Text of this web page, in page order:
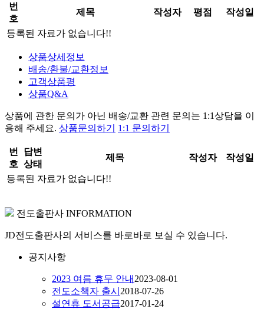
번
호
제목 작성자 평점 작성일
등록된 자료가 없습니다!!
상품상세정보
배송/환불/교환정보
고객상품평
상품Q&A
상품에 관한 문의가 아닌 배송/교환 관련 문의는 1:1상담을 이
용해 주세요. 상품문의하기 1:1 문의하기
번
호
답변
상태
제목 작성자 작성일
등록된 자료가 없습니다!!
전도출판사 INFORMATION
JD전도출판사의 서비스를 바로바로 보실 수 있습니다.
공지사항
2023 여름 휴무 안내 2023-08-01
전도소책자 출시 2018-07-26
설연휴 도서공급2017-01-24